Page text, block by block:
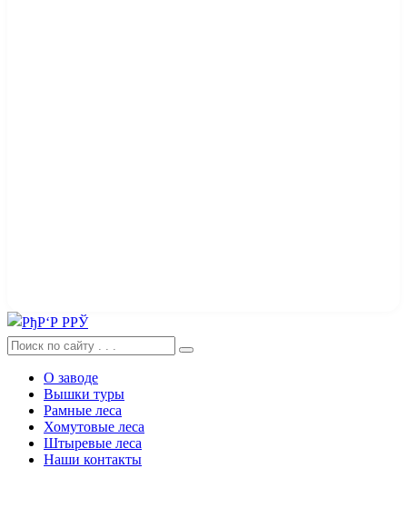
О заводе
Вышки туры
Рамные леса
Хомутовые леса
Штыревые леса
Наши контакты